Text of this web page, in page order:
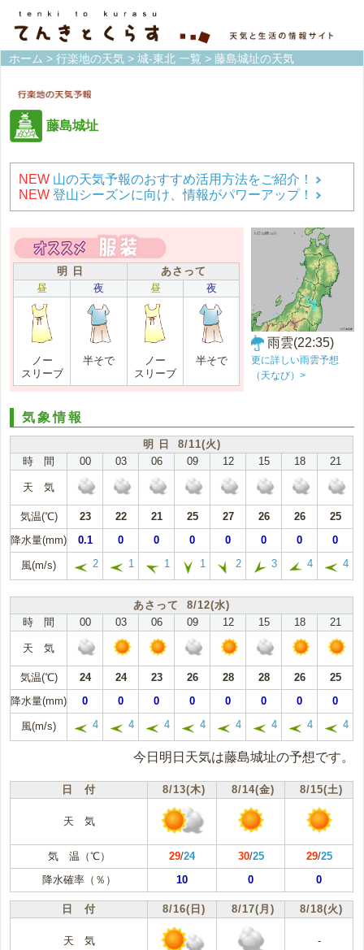
ホーム > 行楽地の天気 > 城-東北 一覧 > 藤島城址の天気
藤島城址
NEW 山の天気予報のおすすめ活用方法をご紹介！
NEW 登山シーズンに向け、情報がパワーアップ！
明 日
あさって
昼
夜 昼 夜
ノー
スリーブ
半そで
ノー
スリーブ
半そで
雨雲(22:35)
更に詳しい雨雲予想
（天なび）>
気象情報
明 日 8/11(火)
時 間
00 03 06 09 12 15 18 21
天 気
気温(℃) 23 22 21 25 27 26 26
25
降水量(mm)
0.1 0 0 0 0 0 0 0
風(m/s) 2 1 1 1 2 3 4 4
あさって 8/12(水)
時 間
00 03 06 09 12 15 18 21
天 気
気温(℃) 24 24 23 26 28 28 26
25
降水量(mm)
0 0 0 0 0 0 0 0
風(m/s) 4 4 4 4 4 4 4 4
今日明日天気は藤島城址の予想です。
日 付 8/13(木) 8/14(金) 8/15(土)
天 気
気 温（℃） 29/24 30/25 29/25
降水確率（％）
10 0 0
日 付 8/16(日) 8/17(月) 8/18(火)
天 気 -